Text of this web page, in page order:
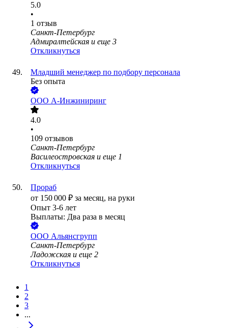
5.0
•
1 отзыв
Санкт-Петербург
Адмиралтейская и еще 3
Откликнуться
Младший менеджер по подбору персонала
Без опыта
ООО А-Инжиниринг
4.0
•
109 отзывов
Санкт-Петербург
Василеостровская и еще 1
Откликнуться
Прораб
от 150 000 ₽ за месяц, на руки
Опыт 3-6 лет
Выплаты: Два раза в месяц
ООО Альянсгрупп
Санкт-Петербург
Ладожская и еще 2
Откликнуться
1
2
3
...